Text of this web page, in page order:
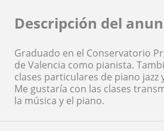
Descripción del
Graduado en el Conservatorio
de Valencia como pianista.
clases particulares de piano jazz
Me gustaría con las clases
la música y el piano.